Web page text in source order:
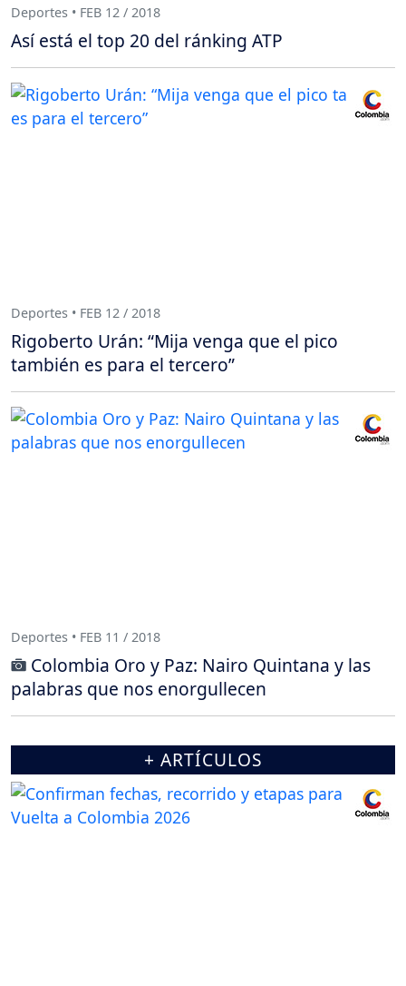
Deportes • FEB 12 / 2018
Así está el top 20 del ránking ATP
Deportes • FEB 12 / 2018
Rigoberto Urán: “Mija venga que el pico
también es para el tercero”
Deportes • FEB 11 / 2018
Colombia Oro y Paz: Nairo Quintana y las
palabras que nos enorgullecen
+ ARTÍCULOS